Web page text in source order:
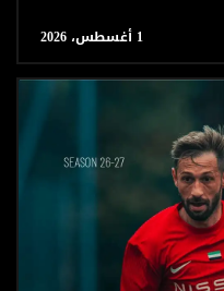
1 أغسطس، 2026